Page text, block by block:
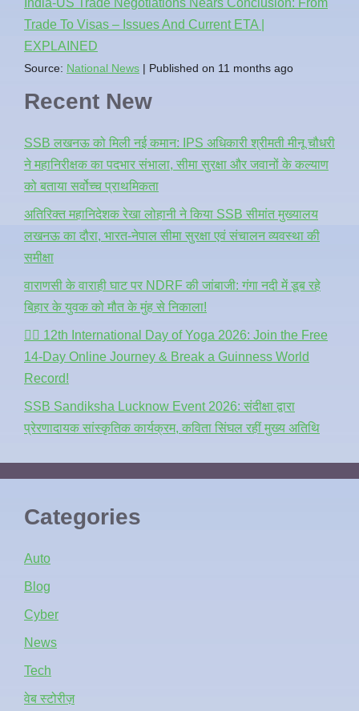
Trade To Visas – Issues And Current ETA |
EXPLAINED
Source: National News Published on 11 months ago
Recent New
SSB लखनऊ को मिली नई कमान: IPS अधिकारी श्रीमती मीनू चौधरी
ने महानिरीक्षक का पदभार संभाला, सीमा सुरक्षा और जवानों के कल्याण
को बताया सर्वोच्च प्राथमिकता
अतिरिक्त महानिदेशक रेखा लोहानी ने किया SSB सीमांत मुख्यालय
लखनऊ का दौरा, भारत-नेपाल सीमा सुरक्षा एवं संचालन व्यवस्था की
समीक्षा
वाराणसी के वाराही घाट पर NDRF की जांबाजी: गंगा नदी में डूब रहे
बिहार के युवक को मौत के मुंह से निकाला!
🧘‍♂️ 12th International Day of Yoga 2026: Join the Free
14-Day Online Journey & Break a Guinness World
Record!
SSB Sandiksha Lucknow Event 2026: संदीक्षा द्वारा
प्रेरणादायक सांस्कृतिक कार्यक्रम, कविता सिंघल रहीं मुख्य अतिथि
Categories
Auto
Blog
Cyber
News
Tech
वेब स्टोरीज़